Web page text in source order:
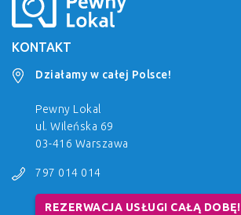
KONTAKT
Działamy w całej Polsce!
Pewny Lokal
ul. Wileńska 69
03-416 Warszawa
797 014 014
REZERWACJA USŁUGI CAŁĄ DOBĘ!